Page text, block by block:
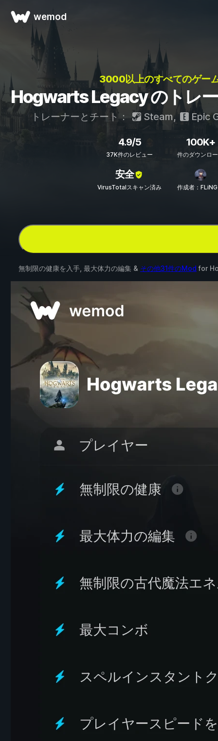
wemod
3000以上のすべてのゲー
Hogwarts Legacy のトレ
トレーナーとチート： Steam, Epic
4.9/5
37K件のレビュー
100K+
件のダウンロ
安全
VirusTotalスキャン済み 作成者：
無制限の健康を入手, 最大体力の編集 & その他31件のMod for